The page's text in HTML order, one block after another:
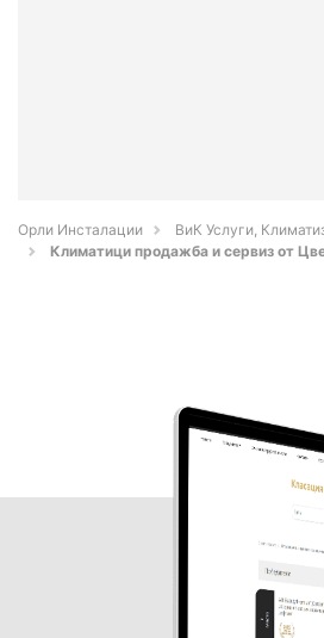
Орли Инсталации
ВиК Услуги,
Климатици продажба и сервиз от